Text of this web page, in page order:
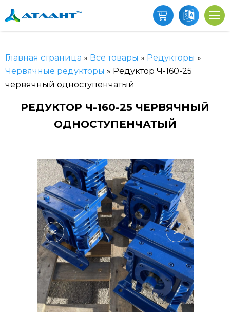
Главная страница » Все товары » Редукторы »
Червячные редукторы » Редуктор Ч-160-25
червячный одноступенчатый
РЕДУКТОР Ч-160-25 ЧЕРВЯЧНЫЙ
ОДНОСТУПЕНЧАТЫЙ
< >